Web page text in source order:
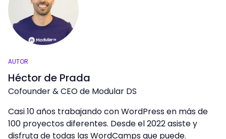
AUTOR
Héctor de Prada
Cofounder & CEO de Modular DS
Casi 10 años trabajando con WordPress en más de
100 proyectos diferentes. Desde el 2022 asiste y
disfruta de todas las WordCamps que puede.